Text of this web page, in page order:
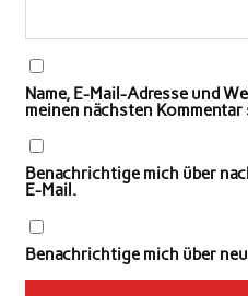
Name, E-Mail-Adresse und
meinen nächsten
Benachrichtige mich über
E-Mail.
Benachrichtige mich über